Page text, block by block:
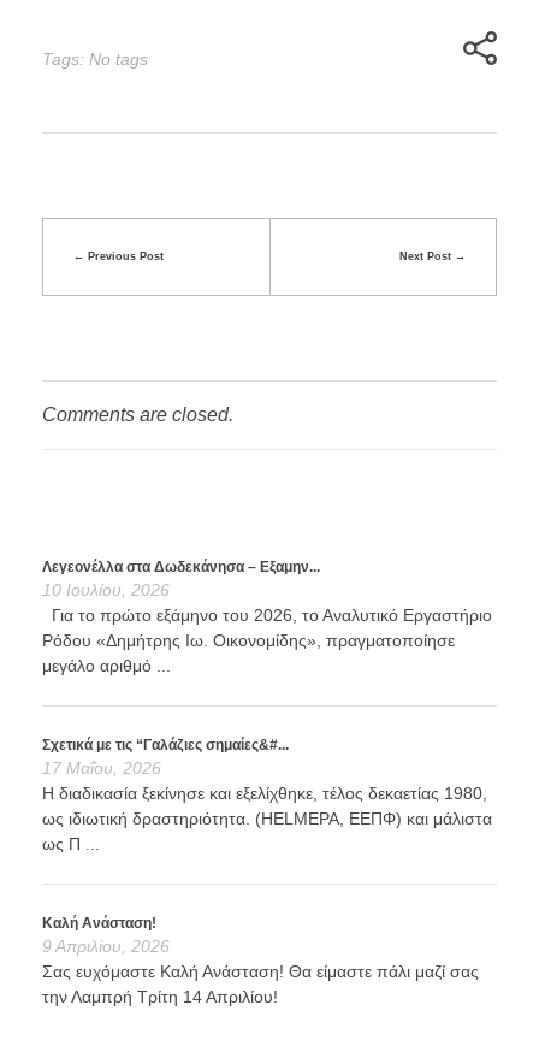
Tags: No tags
Previous Post Next Post
Comments are closed.
Λεγεονέλλα στα Δωδεκάνησα – Εξαμην...
10 Ιουλίου, 2026
Για το πρώτο εξάμηνο του 2026, το Αναλυτικό Εργαστήριο
Ρόδου «Δημήτρης Ιω. Οικονομίδης», πραγματοποίησε
μεγάλο αριθμό ...
Σχετικά με τις “Γαλάζιες σημαίες&#...
17 Μαΐου, 2026
Η διαδικασία ξεκίνησε και εξελίχθηκε, τέλος δεκαετίας 1980,
ως ιδιωτική δραστηριότητα. (HELMEPA, ΕΕΠΦ) και μάλιστα
ως Π ...
Καλή Ανάσταση!
9 Απριλίου, 2026
Σας ευχόμαστε Καλή Ανάσταση! Θα είμαστε πάλι μαζί σας
την Λαμπρή Τρίτη 14 Απριλίου!